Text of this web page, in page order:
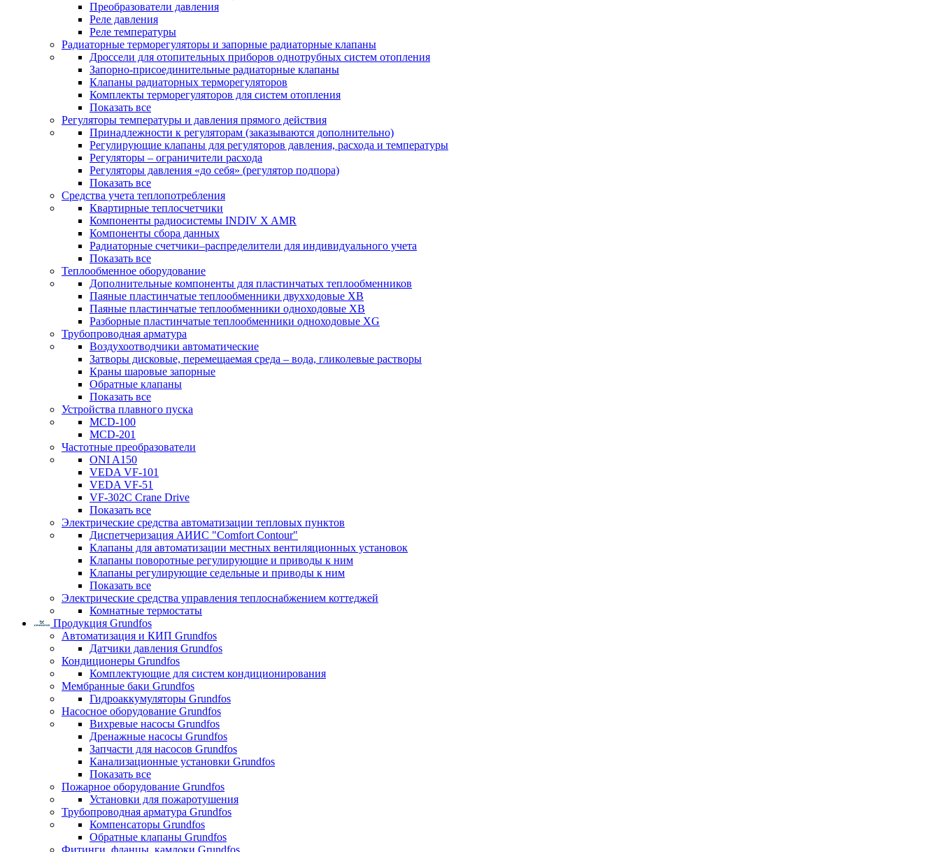
Преобразователи давления
Реле давления
Реле температуры
Радиаторные терморегуляторы и запорные радиаторные клапаны
Дроссели для отопительных приборов однотрубных систем отопления
Запорно-присоединительные радиаторные клапаны
Клапаны радиаторных терморегуляторов
Комплекты терморегуляторов для систем отопления
Показать все
Регуляторы температуры и давления прямого действия
Принадлежности к регуляторам (заказываются дополнительно)
Регулирующие клапаны для регуляторов давления, расхода и температуры
Регуляторы – ограничители расхода
Регуляторы давления «до себя» (регулятор подпора)
Показать все
Средства учета теплопотребления
Квартирные теплосчетчики
Компоненты радиосистемы INDIV X AMR
Компоненты сбора данных
Радиаторные счетчики–распределители для индивидуального учета
Показать все
Теплообменное оборудование
Дополнительные компоненты для пластинчатых теплообменников
Паяные пластинчатые теплообменники двухходовые XB
Паяные пластинчатые теплообменники одноходовые ХВ
Разборные пластинчатые теплообменники одноходовые ХG
Трубопроводная арматура
Воздухоотводчики автоматические
Затворы дисковые, перемещаемая среда – вода, гликолевые растворы
Краны шаровые запорные
Обратные клапаны
Показать все
Устройства плавного пуска
MCD-100
MCD-201
Частотные преобразователи
ONI A150
VEDA VF-101
VEDA VF-51
VF-302C Crane Drive
Показать все
Электрические средства автоматизации тепловых пунктов
Диспетчеризация АИИС "Comfort Contour"
Клапаны для автоматизации местных вентиляционных установок
Клапаны поворотные регулирующие и приводы к ним
Клапаны регулирующие седельные и приводы к ним
Показать все
Электрические средства управления теплоснабжением коттеджей
Комнатные термостаты
Продукция Grundfos
Автоматизация и КИП Grundfos
Датчики давления Grundfos
Кондиционеры Grundfos
Комплектующие для систем кондиционирования
Мембранные баки Grundfos
Гидроаккумуляторы Grundfos
Насосное оборудование Grundfos
Вихревые насосы Grundfos
Дренажные насосы Grundfos
Запчасти для насосов Grundfos
Канализационные установки Grundfos
Показать все
Пожарное оборудование Grundfos
Установки для пожаротушения
Трубопроводная арматура Grundfos
Компенсаторы Grundfos
Обратные клапаны Grundfos
Фитинги, фланцы, камлоки Grundfos